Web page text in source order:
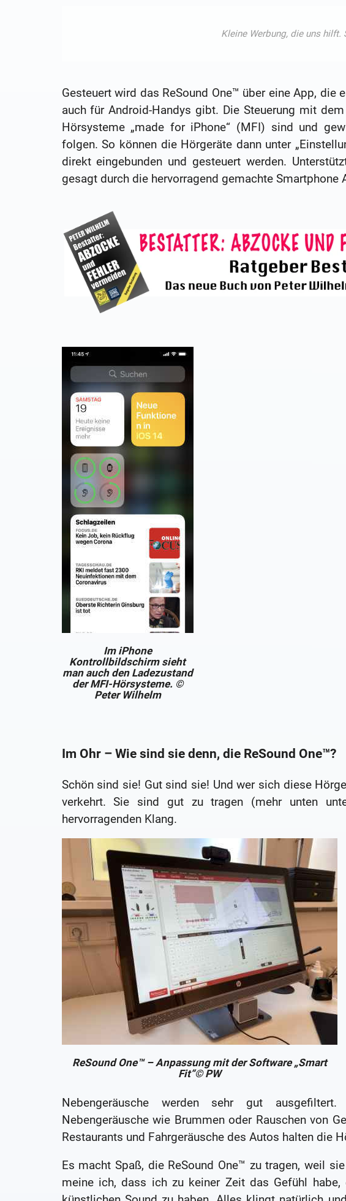
Gesteuert wird das ReSound One™ über eine App,
auch für Android-Handys gibt. Die Steuerung mit
Hörsysteme „made for iPhone“ (MFI) sind und
folgen. So können die Hörgeräte dann unter
direkt eingebunden und gesteuert werden.
gesagt durch die hervorragend gemachte Smartphone
Im iPhone
Kontrollbildschirm sieht
man auch den Ladezustand
der MFI-Hörsysteme. ©
Peter Wilhelm
Im Ohr – Wie sind sie denn, die ReSound One™?
Schön sind sie! Gut sind sie! Und wer sich diese
verkehrt. Sie sind gut zu tragen (mehr unten
hervorragenden Klang.
ReSound One™ – Anpassung mit der Software „Smart
Fit“© PW
Nebengeräusche werden sehr gut
Nebengeräusche wie Brummen oder Rauschen von
Restaurants und Fahrgeräusche des Autos halten die
Es macht Spaß, die ReSound One™ zu tragen, weil
meine ich, dass ich zu keiner Zeit das Gefühl habe,